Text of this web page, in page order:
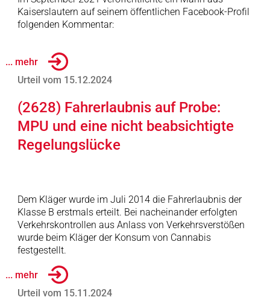
Kaiserslautern auf seinem öffentlichen Facebook-Profil
folgenden Kommentar:
... mehr
Urteil vom 15.12.2024
(2628) Fahrerlaubnis auf Probe:
MPU und eine nicht beabsichtigte
Regelungslücke
Dem Kläger wurde im Juli 2014 die Fahrerlaubnis der
Klasse B erstmals erteilt. Bei nacheinander erfolgten
Verkehrskontrollen aus Anlass von Verkehrsverstößen
wurde beim Kläger der Konsum von Cannabis
festgestellt.
... mehr
Urteil vom 15.11.2024